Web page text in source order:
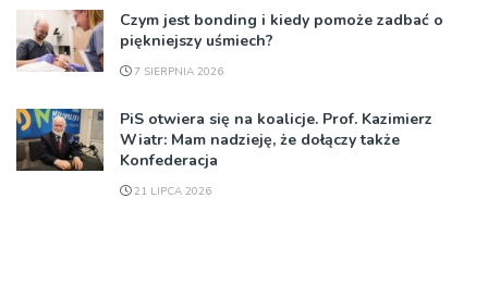
Czym jest bonding i kiedy pomoże zadbać o
piękniejszy uśmiech?
7 SIERPNIA 2026
PiS otwiera się na koalicje. Prof. Kazimierz
Wiatr: Mam nadzieję, że dołączy także
Konfederacja
21 LIPCA 2026